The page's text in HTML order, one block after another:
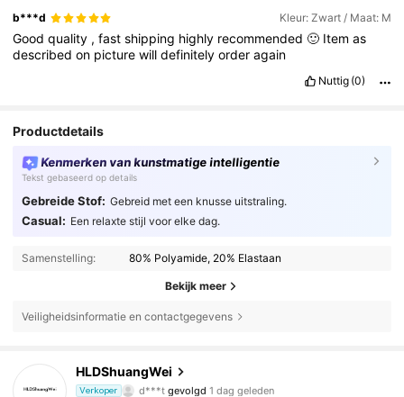
b***d Kleur: Zwart / Maat: M
Goodquality ,fastshipping highly recommended🙂 Itemas
describedon picturewilldefinitelyorderagain
Nuttig (0)
Productdetails
Kenmerken van kunstmatige intelligentie
Tekst gebaseerd op details
Gebreide Stof: Gebreid met een knusse uitstraling.
Casual: Een relaxte stijl voor elke dag.
Samenstelling: 80% Polyamide, 20% Elastaan
Bekijk meer
Veiligheidsinformatie en contactgegevens
HLDShuangWei
Verkoper
d***tgevolgd
4.87
2.6K Volgers